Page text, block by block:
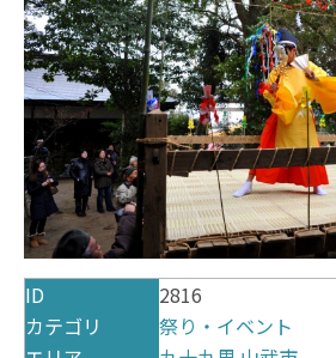
ID
2816
カテゴリ
祭り・イベント